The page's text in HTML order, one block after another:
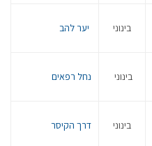
בינוני יער להב
בינוני נחל רפאים
בינוני דרך הקיסר